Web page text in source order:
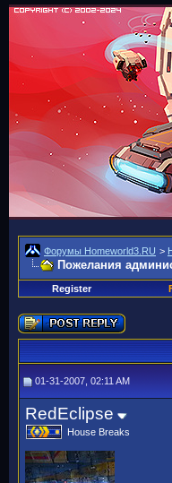
Форумы Homeworld3.RU >
Пожелания
Register
01-31-2007, 02:11 AM
RedEclipse
House Breaks